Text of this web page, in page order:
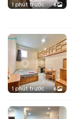
1 phút trước 6
1 phút trước 6